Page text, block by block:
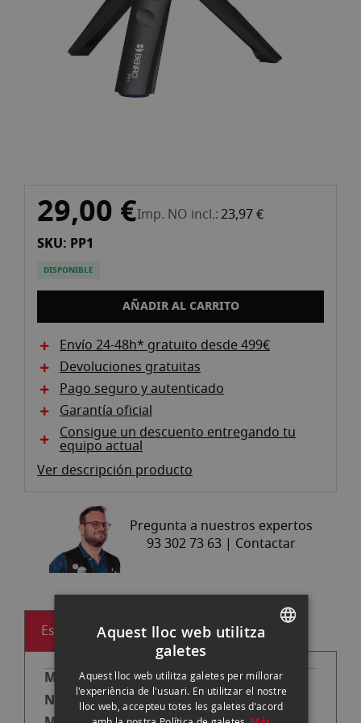
començament
de
galeria
29,00 €Imp. NO incl. 23,97 €
SKU: PP1
DISPONIBLE
AÑADIR AL CARRITO
Envío 24-48h* gratuito desde 499€
Devoluciones gratuitas
Pago seguro y autenticado
Garantía oficial
Consigue un descuento entregando tu
equipo actual
Ver descripción producto
Pregunta a nuestros expertos
93 302 73 63 | Contactar
Especificaciones
Plástico
1
ENGLISH
CATALAN
Aquest lloc web utilitza
galetes
Aquest lloc web utilitza galetes per millorar
l'experiència de l'usuari. En utilitzar el nostre
lloc web, accepteu totes les galetes d’acord